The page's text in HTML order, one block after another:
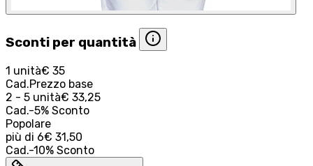
Sconti per quantità
1 unità€ 35
Cad.Prezzo base
2 - 5 unità€ 33,25
Cad.-5% Sconto
Popolare
più di 6€ 31,50
Cad.-10% Sconto